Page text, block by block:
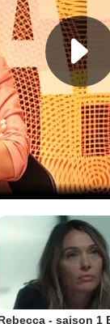
- saison 1